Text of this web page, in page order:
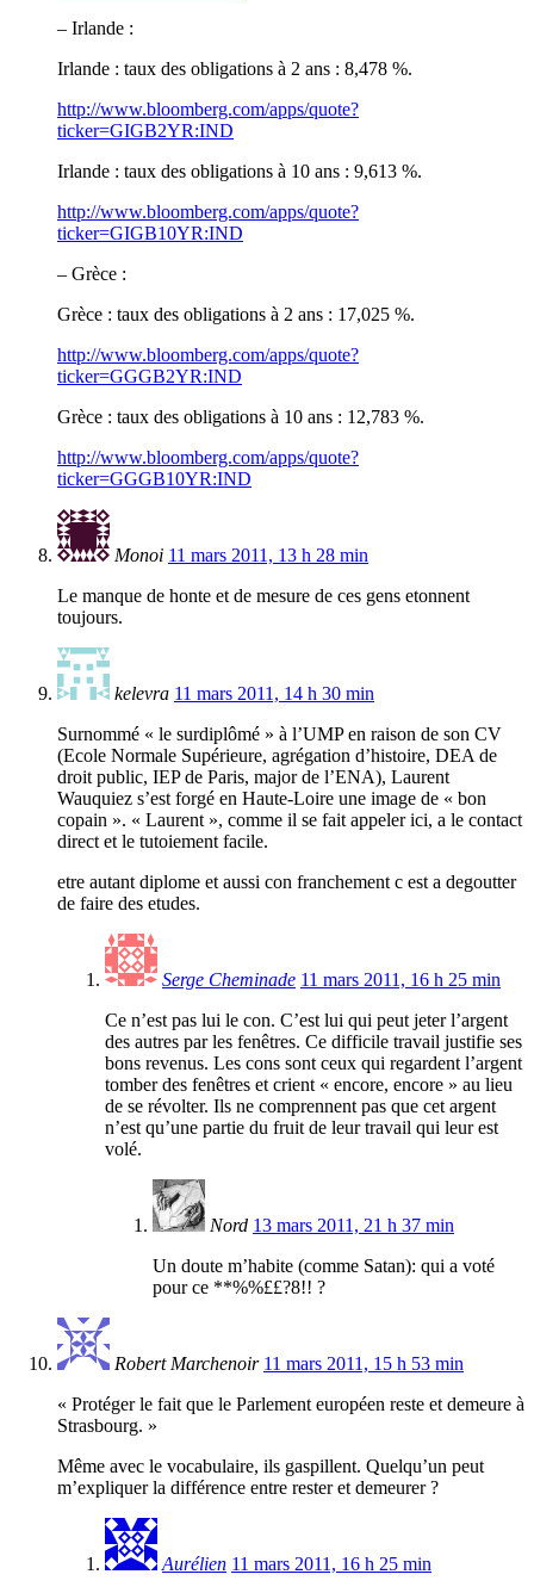
– Irlande :
Irlande : taux des obligations à 2 ans : 8,478 %.
http://www.bloomberg.com/apps/quote?
ticker=GIGB2YR:IND
Irlande : taux des obligations à 10 ans : 9,613 %.
http://www.bloomberg.com/apps/quote?
ticker=GIGB10YR:IND
– Grèce :
Grèce : taux des obligations à 2 ans : 17,025 %.
http://www.bloomberg.com/apps/quote?
ticker=GGGB2YR:IND
Grèce : taux des obligations à 10 ans : 12,783 %.
http://www.bloomberg.com/apps/quote?
ticker=GGGB10YR:IND
Monoi 11 mars 2011, 13 h 28 min
Le manque de honte et de mesure de ces gens etonnent
toujours.
kelevra 11 mars 2011, 14 h 30 min
Surnommé « le surdiplômé » à l’UMP en raison de son CV
(Ecole Normale Supérieure, agrégation d’histoire, DEA de
droit public, IEP de Paris, major de l’ENA), Laurent
Wauquiez s’est forgé en Haute-Loire une image de « bon
copain ». « Laurent », comme il se fait appeler ici, a le contact
direct et le tutoiement facile.
etre autant diplome et aussi con franchement c est a degoutter
de faire des etudes.
Serge Cheminade 11 mars 2011, 16 h 25 min
Ce n’est pas lui le con. C’est lui qui peut jeter l’argent
des autres par les fenêtres. Ce difficile travail justifie ses
bons revenus. Les cons sont ceux qui regardent l’argent
tomber des fenêtres et crient « encore, encore » au lieu
de se révolter. Ils ne comprennent pas que cet argent
n’est qu’une partie du fruit de leur travail qui leur est
volé.
Nord 13 mars 2011, 21 h 37 min
Un doute m’habite (comme Satan): qui a voté
pour ce **%%££?8!! ?
Robert Marchenoir 11 mars 2011, 15 h 53 min
« Protéger le fait que le Parlement européen reste et demeure à
Strasbourg. »
Même avec le vocabulaire, ils gaspillent. Quelqu’un peut
m’expliquer la différence entre rester et demeurer ?
Aurélien 11 mars 2011, 16 h 25 min